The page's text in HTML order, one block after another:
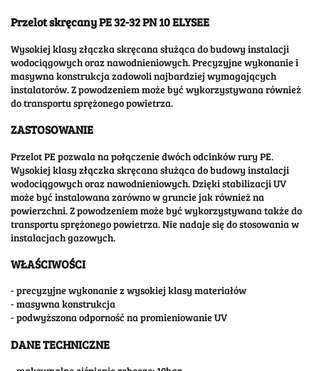
Przelot skręcany PE 32-32 PN 10 ELYSEE
Wysokiej klasy złączka skręcana służąca do budowy instalacji
wodociągowych oraz nawodnieniowych. Precyzyjne wykonanie i
masywna konstrukcja zadowoli najbardziej wymagających
instalatorów. Z powodzeniem może być wykorzystywana również
do transportu sprężonego powietrza.
ZASTOSOWANIE
Przelot PE pozwala na połączenie dwóch odcinków rury PE.
Wysokiej klasy złączka skręcana służąca do budowy instalacji
wodociągowych oraz nawodnieniowych. Dzięki stabilizacji UV
może być instalowana zarówno w gruncie jak również na
powierzchni. Z powodzeniem może być wykorzystywana także do
transportu sprężonego powietrza. Nie nadaje się do stosowania w
instalacjach gazowych.
WŁAŚCIWOŚCI
- precyzyjne wykonanie z wysokiej klasy materiałów
- masywna konstrukcja
- podwyższona odporność na promieniowanie UV
DANE TECHNICZNE